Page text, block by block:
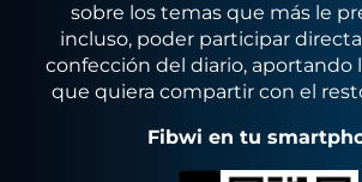
sobre los temas que más le
incluso, poder participar
confección del diario, aportando
que quiera compartir con el
Fibwi en tu